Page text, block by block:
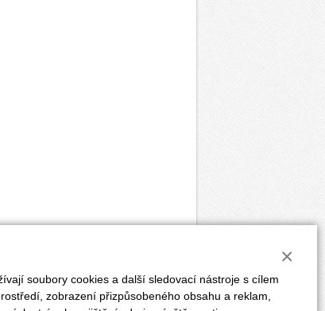
soubory cookies a další sledovací nástroje s cílem
zobrazení přizpůsobeného obsahu a reklam,
×